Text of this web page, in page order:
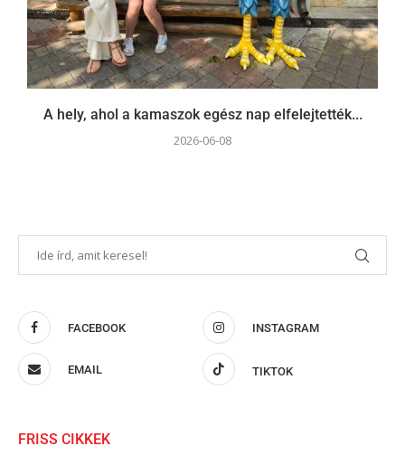
A hely, ahol a kamaszok egész nap elfelejtették...
2026-06-08
FACEBOOK INSTAGRAM
EMAIL TIKTOK
FRISS CIKKEK